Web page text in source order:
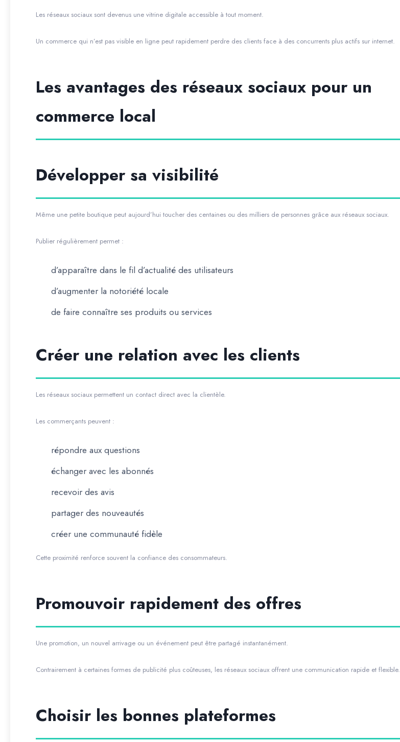
Les réseaux sociaux sont devenus une vitrine digitale accessible à tout moment.
Un commerce qui n’est pas visible en ligne peut rapidement perdre des clients face à des concurrents plus actifs sur internet.
Les avantages des réseaux sociaux pour un
commerce local
Développer sa visibilité
Même une petite boutique peut aujourd’hui toucher des centaines ou des milliers de personnes grâce aux réseaux sociaux.
Publier régulièrement permet :
d’apparaître dans le fil d’actualité des utilisateurs
d’augmenter la notoriété locale
de faire connaître ses produits ou services
Créer une relation avec les clients
Les réseaux sociaux permettent un contact direct avec la clientèle.
Les commerçants peuvent :
répondre aux questions
échanger avec les abonnés
recevoir des avis
partager des nouveautés
créer une communauté fidèle
Cette proximité renforce souvent la confiance des consommateurs.
Promouvoir rapidement des offres
Une promotion, un nouvel arrivage ou un événement peut être partagé instantanément.
Contrairement à certaines formes de publicité plus coûteuses, les réseaux sociaux offrent une communication rapide et flexible.
Choisir les bonnes plateformes